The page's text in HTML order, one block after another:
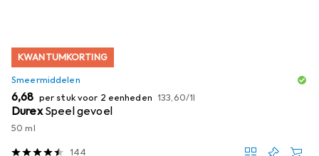
KWANTUMKORTING
Smeermiddelen
EUR
6,68 per stuk voor 2 eenheden EUR
133,60/1l
Durex Speel gevoel
50 ml
144